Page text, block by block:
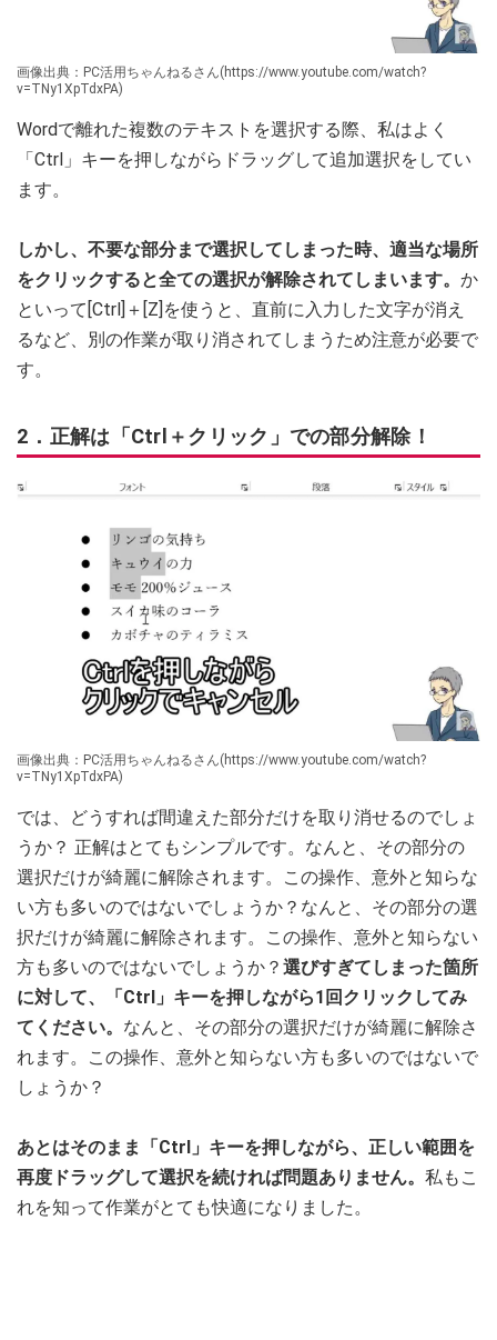
画像出典：PC活用ちゃんねるさん(https://www.youtube.com/watch?
v=TNy1XpTdxPA)
Wordで離れた複数のテキストを選択する際、私はよく
「Ctrl」 キーを押しながらドラッグして追加選択をしてい
ます。
しかし、不要な部分まで選択してしまった時、適当な場所
をクリックすると全ての選択が解除されてしまいます。 か
といって[Ctrl]＋[Z]を使うと、直前に入力した文字が消え
るなど、別の作業が取り消されてしまうため注意が必要で
す。
2．正解は「Ctrl＋クリック」での部分解除！
画像出典：PC活用ちゃんねるさん(https://www.youtube.com/watch?
v=TNy1XpTdxPA)
では、どうすれば間違えた部分だけを取り消せるのでしょ
うか？ 正解はとてもシンプルです。なんと、その部分の
選択だけが綺麗に解除されます。この操作、意外と知らな
い方も多いのではないでしょうか？なんと、その部分の選
択だけが綺麗に解除されます。この操作、意外と知らない
方も多いのではないでしょうか？ 選びすぎてしまった箇所
に対して、「Ctrl」 キーを押しながら1回クリックしてみ
てください。 なんと、その部分の選択だけが綺麗に解除さ
れます。この操作、意外と知らない方も多いのではないで
しょうか？
あとはそのまま「Ctrl」 キーを押しながら、正しい範囲を
再度ドラッグして選択を続ければ問題ありません。 私もこ
れを知って作業がとても快適になりました。